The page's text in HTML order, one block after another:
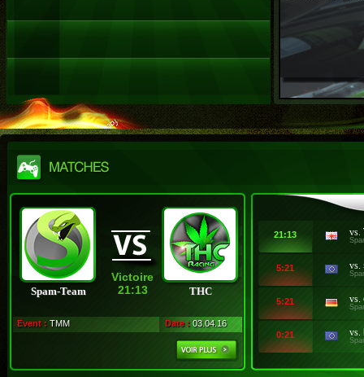
Spam-Team
Victoire
21:13
THC
Event : TMM Date : 03.04.16
21:13 vs.
5:21 vs.
5:21 vs.
0:21 vs.